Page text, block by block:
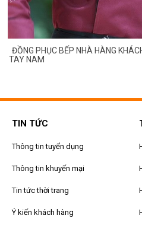
ĐỒNG PHỤC BẾP NHÀ HÀNG
TAY NAM
TIN TỨC
Thông tin tuyển dụng
Thông tin khuyến mại
Tin tức thời trang
Ý kiến khách hàng